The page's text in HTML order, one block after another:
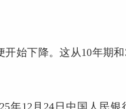
始下降。这从10年期